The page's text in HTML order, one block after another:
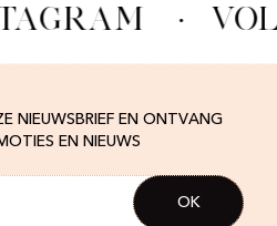
·
NIEUWSBRIEF EN ONTVANG
EN NIEUWS